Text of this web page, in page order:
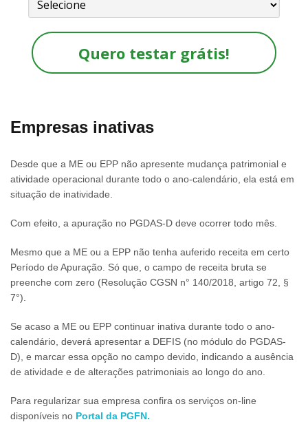
Quero testar grátis!
Empresas inativas
Desde que a ME ou EPP não apresente mudança patrimonial e
atividade operacional durante todo o ano-calendário, ela está em
situação de inatividade.
Com efeito, a apuração no PGDAS-D deve ocorrer todo mês.
Mesmo que a ME ou a EPP não tenha auferido receita em certo
Período de Apuração. Só que, o campo de receita bruta se
preenche com zero (Resolução CGSN n° 140/2018, artigo 72, §
7°).
Se acaso a ME ou EPP continuar inativa durante todo o ano-
calendário, deverá apresentar a DEFIS (no módulo do PGDAS-
D), e marcar essa opção no campo devido, indicando a ausência
de atividade e de alterações patrimoniais ao longo do ano.
Para regularizar sua empresa confira os serviços on-line
disponíveis no Portal da PGFN.